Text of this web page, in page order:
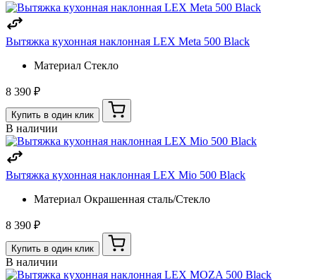
Вытяжка кухонная наклонная LEX Meta 500 Black
Материал Стекло
8 390 ₽
Купить в один клик
В наличии
Вытяжка кухонная наклонная LEX Mio 500 Black
Материал Окрашенная сталь/Стекло
8 390 ₽
Купить в один клик
В наличии